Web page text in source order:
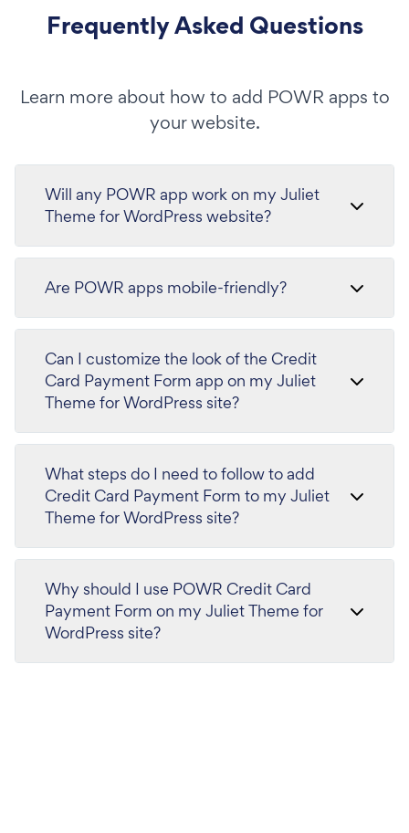
Frequently Asked Questions
Learn more about how to add POWR apps to
your website.
Will any POWR app work on my Juliet
Theme for WordPress website?
Are POWR apps mobile-friendly?
Can I customize the look of the Credit
Card Payment Form app on my Juliet
Theme for WordPress site?
What steps do I need to follow to add
Credit Card Payment Form to my Juliet
Theme for WordPress site?
Why should I use POWR Credit Card
Payment Form on my Juliet Theme for
WordPress site?